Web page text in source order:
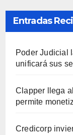
Entradas
Poder Judicial
unificará sus
Clapper llega
permite
Credicorp